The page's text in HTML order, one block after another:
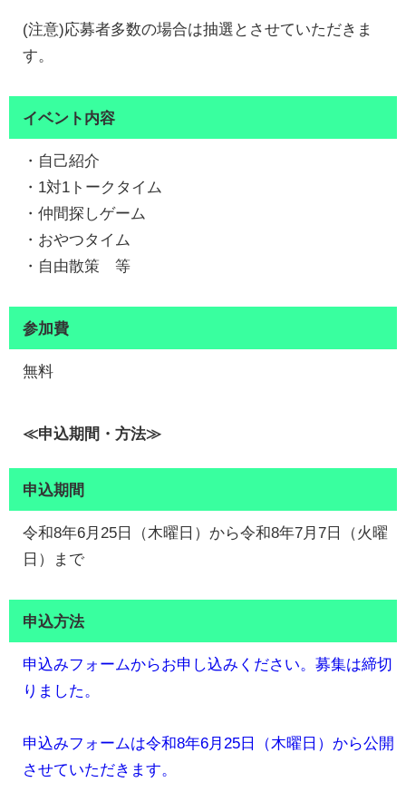
(注意)応募者多数の場合は抽選とさせていただきま
す。
イベント内容
・自己紹介
・1対1トークタイム
・仲間探しゲーム
・おやつタイム
・自由散策 等
参加費
無料
≪申込期間・方法≫
申込期間
令和8年6月25日（木曜日）から令和8年7月7日（火曜
日）まで
申込方法
申込みフォームからお申し込みください。募集は締切
りました。
申込みフォームは令和8年6月25日（木曜日）から公開
させていただきます。